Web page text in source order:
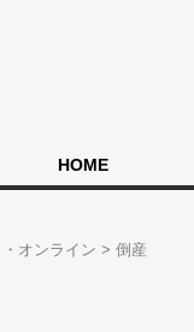
HOME
オンライン 倒産